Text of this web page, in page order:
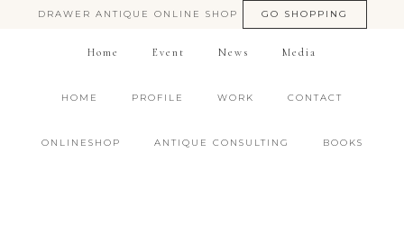
DRAWER ANTIQUE ONLINE SHOP GO SHOPPING
Home Event News Media
HOME PROFILE WORK CONTACT
ONLINESHOP ANTIQUE CONSULTING BOOKS